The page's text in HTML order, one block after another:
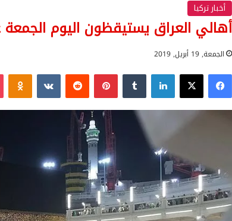
أخبار تركيا
أهالي العراق يستيقظون اليوم
الجمعة, 19 أبريل, 2019
فيسبوك‫X لينكدإن بينتيريست